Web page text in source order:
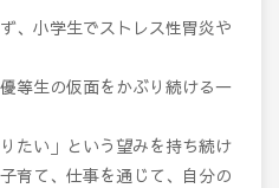
、小学生でストレス性胃炎や
等生の仮面をかぶり続ける一
たい」という望みを持ち続け
育て、仕事を通じて、自分の